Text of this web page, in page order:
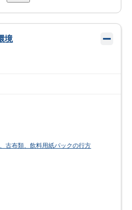
境
古布類、飲料用紙パックの行方